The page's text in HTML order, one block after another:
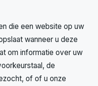
die een website op uw
wanneer u deze
om informatie over uw
de
of of u onze